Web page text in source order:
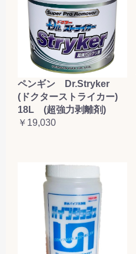
ペンギン Dr.Stryker
(ドクターストライカー)
18L (超強力剥離剤)
￥19,030